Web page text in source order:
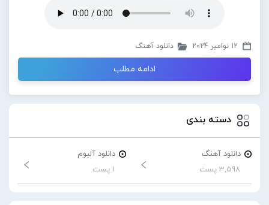
12 نوامبر 2024 دانلود آهنگ
ادامه مطلب
دسته بندی
دانلود آهنگ
3,598 پست
دانلود آلبوم
1 پست